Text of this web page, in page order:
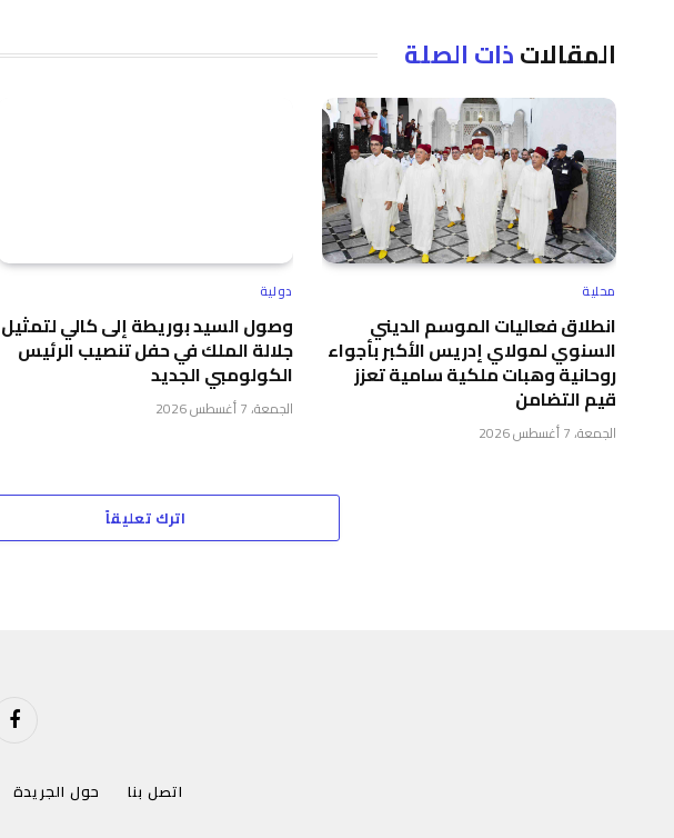
المقالاتذات الصلة
محلية
انطلاق فعاليات الموسم الديني
السنوي لمولاي إدريس الأكبر بأجواء
روحانية وهبات ملكية سامية تعزز
قيم التضامن
الجمعة، 7 أغسطس 2026
دولية
وصول السيد بوريطة إلى كالي لتمثيل
جلالة الملك في حفل تنصيب الرئيس
الكولومبي الجديد
الجمعة، 7 أغسطس 2026
اترك تعليقاً
اتصل بنا حول الجريدة